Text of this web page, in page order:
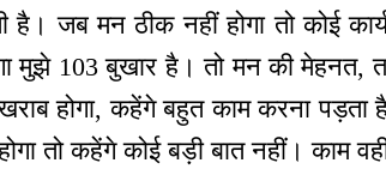
जब मन ठीक नहीं होगा तो कोई
मुझे 103 बुखार है। तो मन की मेहनत,
होगा, कहेंगे बहुत काम करना
तो कहेंगे कोई बड़ी बात नहीं। काम